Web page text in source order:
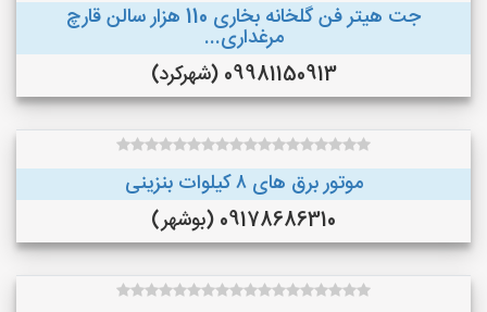
جت هیتر فن گلخانه بخاری 110 هزار سالن قارچ
مرغداری...
09981150913 (شهرکرد)
موتور برق های ٨ کیلوات بنزینی
09178686310 (بوشهر)